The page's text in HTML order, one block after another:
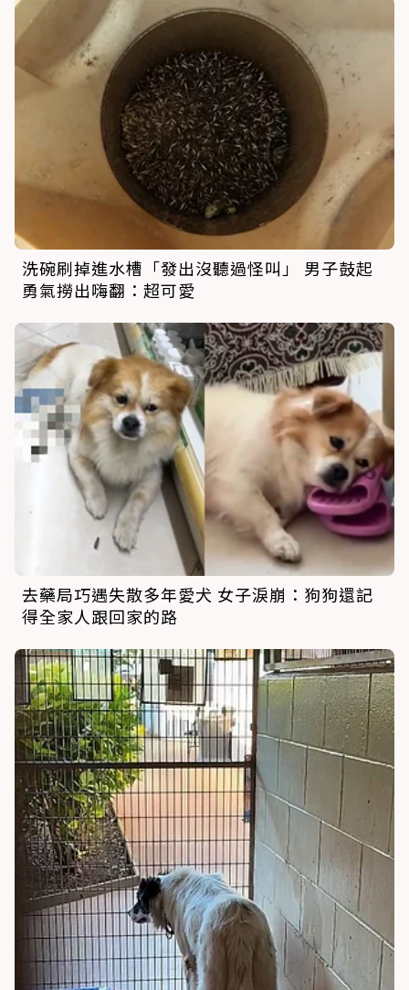
洗碗刷掉進水槽「發出沒聽過怪叫」 男子鼓起
勇氣撈出嗨翻：超可愛
去藥局巧遇失散多年愛犬 女子淚崩：狗狗還記
得全家人跟回家的路